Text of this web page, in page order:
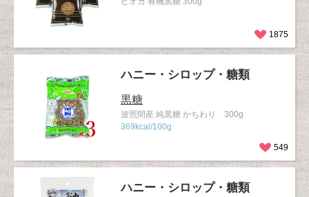
1875
ハニー・シロップ・糖類
黒糖
波照間産 純黒糖 かちわり 300g
369kcal/100g
549
ハニー・シロップ・糖類